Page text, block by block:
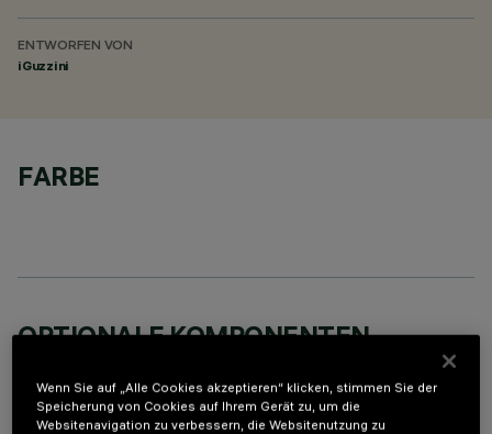
ENTWORFEN VON
iGuzzini
FARBE
OPTIONALE KOMPONENTEN
Wenn Sie auf „Alle Cookies akzeptieren“ klicken, stimmen Sie der
Speicherung von Cookies auf Ihrem Gerät zu, um die
Websitenavigation zu verbessern, die Websitenutzung zu